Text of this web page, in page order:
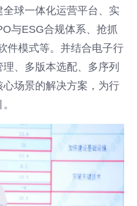
球一体化运营平台、实
与ESG合规体系、抢抓
件模式等。并结合电子行
、多版本选配、多序列
场景的解决方案，为行